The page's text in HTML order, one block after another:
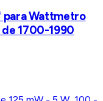
para Wattmetro
de 1700-1990